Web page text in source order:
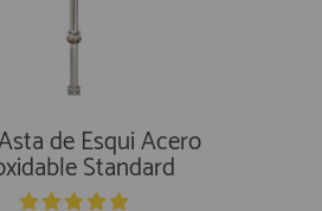
de Esqui Acero
Standard